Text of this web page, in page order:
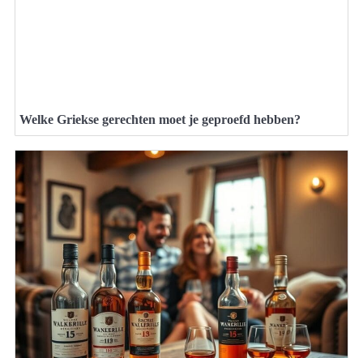
Welke Griekse gerechten moet je geproefd hebben?